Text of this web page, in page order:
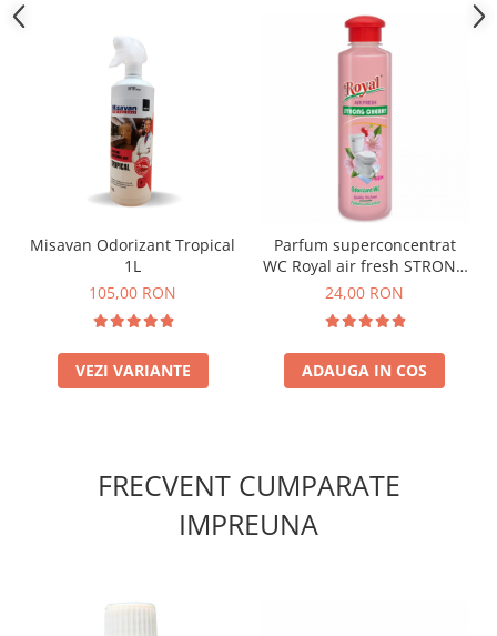
Misavan Odorizant Tropical
1L
105,00 RON
VEZI VARIANTE
Parfum superconcentrat
WC Royal air fresh STRONG
CHERRY 250 ml
24,00 RON
ADAUGA IN COS
FRECVENT CUMPARATE
IMPREUNA